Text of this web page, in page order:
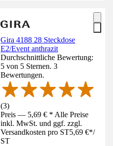
Gira 4188 28 Steckdose
E2/Event anthrazit
Durchschnittliche Bewertung:
5 von 5 Sternen. 3
Bewertungen.
(3)
Preis — 5,69 € * Alle Preise
inkl. MwSt. und ggf. zzgl.
Versandkosten pro ST5,69 €*/
ST